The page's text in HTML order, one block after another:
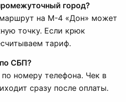
город?
на М-4 «Дон» может
точку. Если крюк
тариф.
СБП?
номеру телефона. Чек в
сразу после оплаты.